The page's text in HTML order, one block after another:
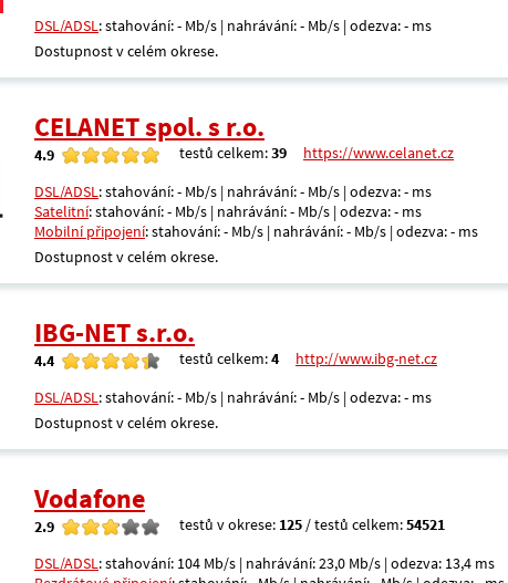
DSL/ADSL: stahování: - Mb/s | nahrávání: - Mb/s | odezva: - ms
Dostupnost v celém okrese.
CELANET spol. s r.o.
4.9 testů celkem:39
https://www.celanet.cz
DSL/ADSL: stahování: - Mb/s | nahrávání: - Mb/s | odezva: - ms
Satelitní: stahování: - Mb/s | nahrávání: - Mb/s | odezva: - ms
Mobilní připojení: stahování: - Mb/s | nahrávání: - Mb/s | odezva: - ms
Dostupnost v celém okrese.
IBG-NET s.r.o.
4.4 testů celkem:4
http://www.ibg-net.cz
DSL/ADSL: stahování: - Mb/s | nahrávání: - Mb/s | odezva: - ms
Dostupnost v celém okrese.
Vodafone
2.9 testů v okrese: 125 / testů celkem:54521
DSL/ADSL: stahování: 104 Mb/s | nahrávání: 23,0 Mb/s | odezva: 13,4 ms